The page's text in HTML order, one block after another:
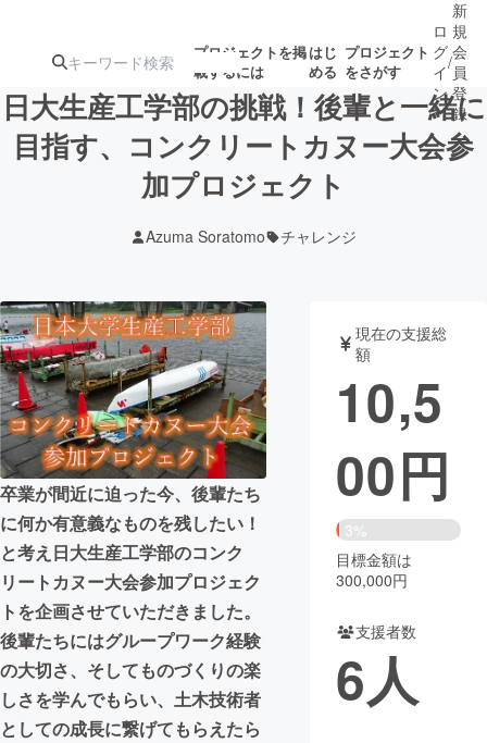
プロジェクトを掲
載するには
はじ
める
プロジェクト
をさがす
注目のリ 注目の新着プロ 募集終了が近いプ
テクノロジー・ガジェット
映像・映画 書籍・雑誌
ビジネス・起業 チャレンジ
まちづくり・地域活性化
CAMPFIRE for Social Good
CAMPFIRE Creation
CAMPFIREふるさと納税machi-ya コミュニティ
ロ
グ
イ
ン
/
新
規
会
員
登
録
日大生産工学部の挑戦！後輩と一緒に
目指す、コンクリートカヌー大会参
加プロジェクト
Azuma Soratomo チャレンジ
卒業が間近に迫った今、後輩たち
に何か有意義なものを残したい！
と考え日大生産工学部のコンク
リートカヌー大会参加プロジェク
トを企画させていただきました。
後輩たちにはグループワーク経験
の大切さ、そしてものづくりの楽
しさを学んでもらい、土木技術者
としての成長に繋げてもらえたら
現在の支援総
額
10,5
00円
3%
目標金額は
300,000円
支援者数
6人